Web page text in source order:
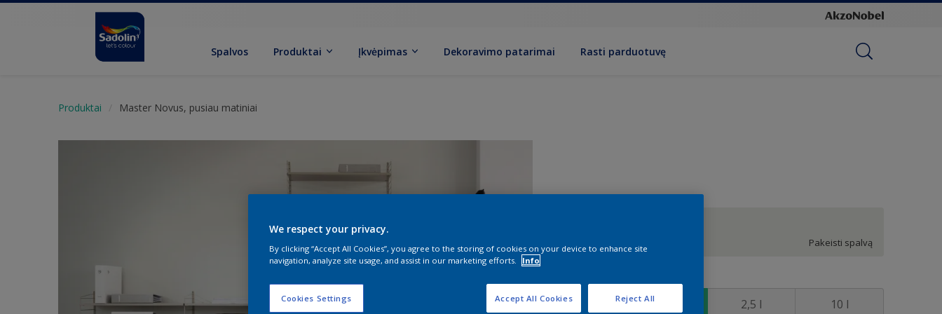
Spalvos Produktai Įkvėpimas Dekoravimo patarimai Rasti parduotuvę
Produktai Master Novus, pusiau matiniai
Pakeisti spalvą
Dydis
2,5 l 10 l
We respect your privacy.
By clicking “Accept All Cookies”, you agree to the storing of cookies on your device to enhance site
navigation, analyze site usage, and assist in our marketing efforts.
Info
Cookies Settings Reject All
Accept All Cookies